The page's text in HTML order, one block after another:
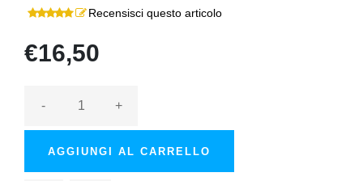
Recensisci questo articolo
€16,50
- +
AGGIUNGI AL CARRELLO